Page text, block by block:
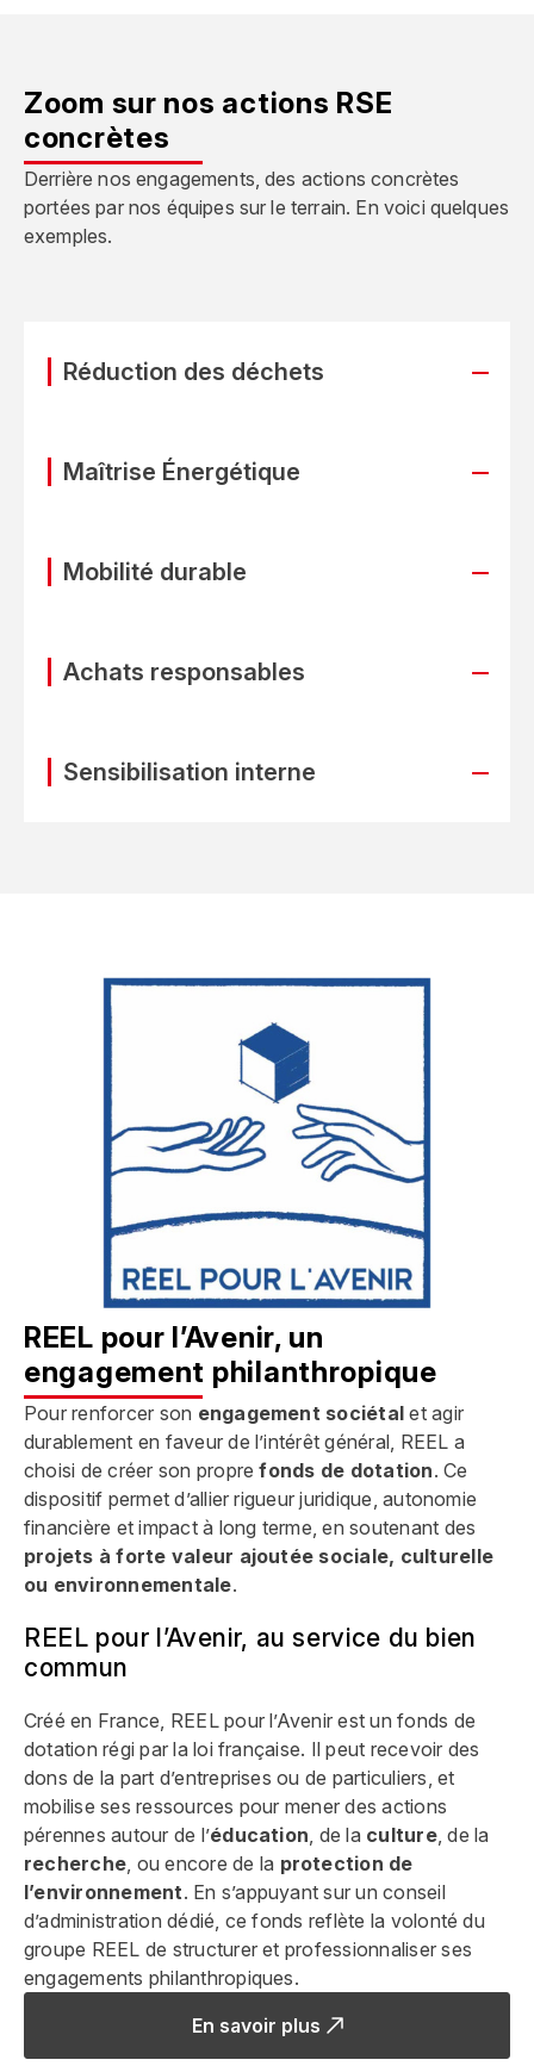
Zoom sur nos actions RSE
concrètes
Derrière nos engagements, des actions concrètes
portées par nos équipes sur le terrain. En voici quelques
exemples.
Réduction des déchets
Maîtrise Énergétique
Mobilité durable
Achats responsables
Sensibilisation interne
REEL pour l’Avenir, un
engagement philanthropique
Pour renforcer son engagement sociétal et agir
durablement en faveur de l’intérêt général, REEL a
choisi de créer son proprefonds de dotation. Ce
dispositif permet d’allier rigueur juridique, autonomie
financière et impact à long terme, en soutenant des
projets à forte valeur ajoutée sociale, culturelle
ou environnementale.
REEL pour l’Avenir, au service du bien
commun
Créé en France, REEL pour l’Avenir est un fonds de
dotation régi par la loi française. Il peut recevoir des
dons de la part d’entreprises ou de particuliers, et
mobilise ses ressources pour mener des actions
pérennes autour de l’éducation , de la culture, de la
recherche , ou encore de la protection de
l’environnement. En s’appuyant sur un conseil
d’administration dédié, ce fonds reflète la volonté du
groupe REEL de structurer et professionnaliser ses
engagements philanthropiques.
En savoir plus